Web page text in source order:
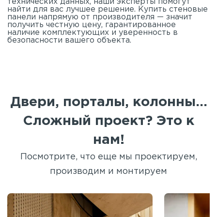
технических данных, наши эксперты помогут
найти для вас лучшее решение. Купить стеновые
панели напрямую от производителя — значит
получить честную цену, гарантированное
наличие комплектующих и уверенность в
безопасности вашего объекта.
Двери, порталы, колонны...
Сложный проект? Это к
нам!
Посмотрите, что еще мы проектируем,
производим и монтируем